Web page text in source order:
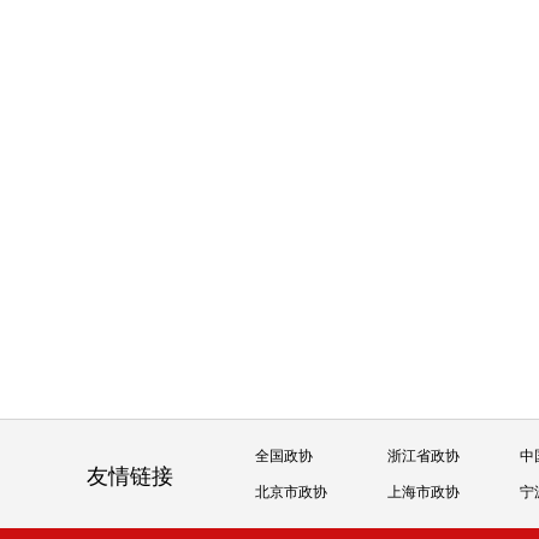
友情链接
全国政协 浙江省政协 中
北京市政协 上海市政协 宁